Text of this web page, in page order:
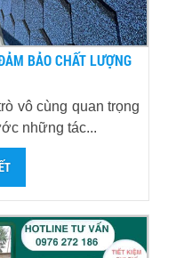
BẢO CHẤT LƯỢNG
vô cùng quan trọng
những tác...